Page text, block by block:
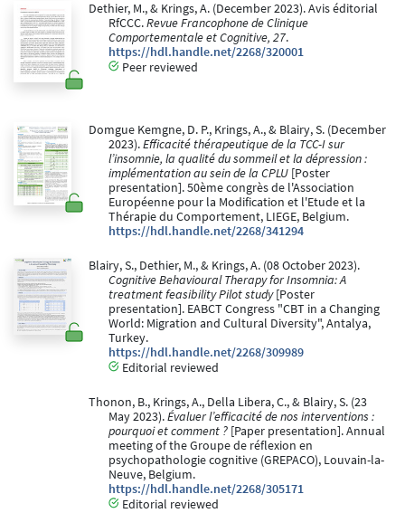
Dethier, M., & Krings, A. (December 2023). Avis éditorial
RfCCC.Revue Francophone de Clinique
Comportementale et Cognitive, 27.
https://hdl.handle.net/2268/320001
Peer reviewed
Domgue Kemgne, D. P., Krings, A., & Blairy, S. (December
2023).Efficacité thérapeutique de la TCC-I sur
l’insomnie, la qualité du sommeil et la dépression :
implémentation au sein de la CPLU [Poster
presentation]. 50ème congrès de l'Association
Européenne pour la Modification et l'Etude et la
Thérapie du Comportement, LIEGE, Belgium.
https://hdl.handle.net/2268/341294
Blairy, S., Dethier, M., & Krings, A. (08 October 2023).
Cognitive Behavioural Therapy for Insomnia: A
treatment feasibility Pilot study[Poster
presentation]. EABCT Congress "CBT in a Changing
World: Migration and Cultural Diversity", Antalya,
Turkey.
https://hdl.handle.net/2268/309989
Editorial reviewed
Thonon, B., Krings, A., Della Libera, C., & Blairy, S. (23
May 2023).Évaluer l’efficacité de nos interventions :
pourquoi et comment ? [Paper presentation]. Annual
meeting of the Groupe de réflexion en
psychopathologie cognitive (GREPACO), Louvain-la-
Neuve, Belgium.
https://hdl.handle.net/2268/305171
Editorial reviewed